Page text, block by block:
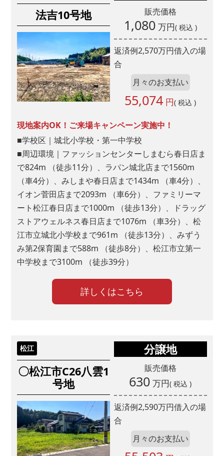
法吉10号地 販売価格
1,080万円( 税込 )
返済例2,570万円借入の場
合
月々のお支払い
55,074 円( 税込 )
現地案内OK！ご来場キャンペーン実施中！
■学校区｜城北小学校・第一中学校
■周辺環境｜ファッションセンターしまむら春日店ま
で824m （徒歩11分）、ラパン城北店まで1560m
（車4分）、みしまや春日店まで1434m （車4分）、
イオン菅田店まで2093m （車6分）、ファミリーマ
ート松江春日店まで1000m （徒歩13分）、ドラッグ
ストアウェルネス春日店まで1076m （車3分）、松
江市立城北小学校まで961m （徒歩13分）、みずう
み第2保育園まで588m （徒歩8分）、松江市立第一
中学校まで3100m （徒歩39分）
詳しくはこちら
松江
〇松江市C26八雲1
号地
分譲地
販売価格
630 万円( 税込 )
返済例2,590万円借入の場
合
月々のお支払い
■問１.アート建工グループのホームページはご覧に
なりましたか?(複数回答可)
アート建工
トコスホーム
マチリブ
マチリブ不動産
か?
はい
■問３.山陰ライフへのお問い合わせのきっかけは何ですか? （複
数回答可）
ネット検索